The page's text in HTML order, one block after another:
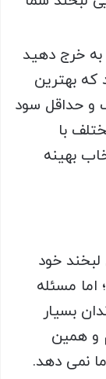
خرج دهید
که بهترین
و حداقل سود
با
بهینه
لبخند خود
مسئله
بسیار
و همین
نمی دهد.